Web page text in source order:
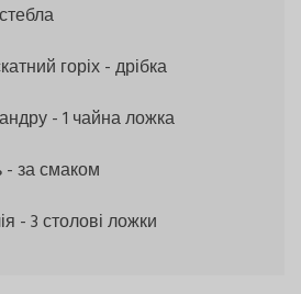
горіх- дрібка
- 1 чайна ложка
- за смаком
- 3 столові ложки